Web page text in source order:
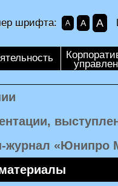
шрифта: A A A
«Юнипро